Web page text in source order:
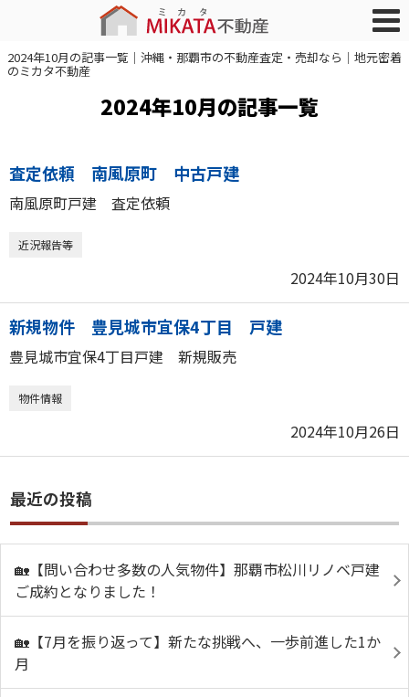
2024年10月の記事一覧｜沖縄・那覇市の不動産査定・売却なら｜地元密着
のミカタ不動産
2024年10月の記事一覧
査定依頼 南風原町 中古戸建
南風原町戸建 査定依頼
近況報告等
2024年10月30日
新規物件 豊見城市宜保4丁目 戸建
豊見城市宜保4丁目戸建 新規販売
物件情報
2024年10月26日
最近の投稿
🏡【問い合わせ多数の人気物件】那覇市松川リノベ戸建
ご成約となりました！
🏡【7月を振り返って】新たな挑戦へ、一歩前進した1か
月